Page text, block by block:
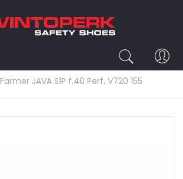
Farmer JAVA S1P f.40 Perf. V720 155